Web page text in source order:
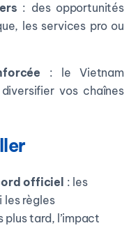
: des opportunités
les services pro ou
: le Vietnam
vos chaînes
officiel : les
les règles
plus tard, l’impact